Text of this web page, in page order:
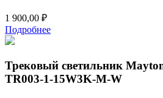
1 900,00 ₽
Подробнее
Трековый светильник
TR003-1-15W3K-M-W